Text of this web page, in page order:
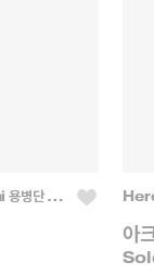
Heroes Store : mini 용병단 대기실
아